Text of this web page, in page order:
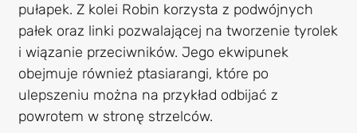
pułapek. Z kolei Robin korzysta z podwójnych
pałek oraz linki pozwalającej na tworzenie tyrolek
i wiązanie przeciwników. Jego ekwipunek
obejmuje również ptasiarangi, które po
ulepszeniu można na przykład odbijać z
powrotem w stronę strzelców.